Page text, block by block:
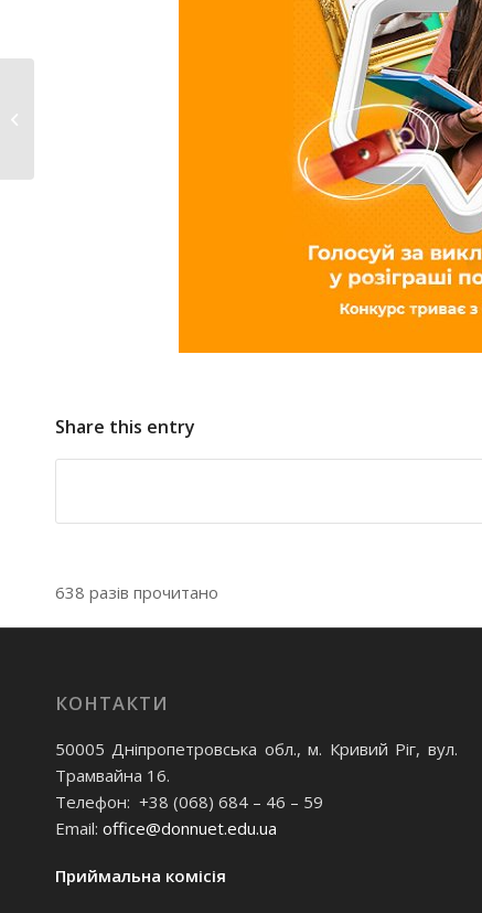
Share this entry
638 разів прочитано
КОНТАКТИ
50005 Дніпропетровська обл., м. Кривий Ріг, вул.
Трамвайна 16.
Телефон: +38 (068) 684 – 46 – 59
Email: office@donnuet.edu.ua
Приймальна комісія